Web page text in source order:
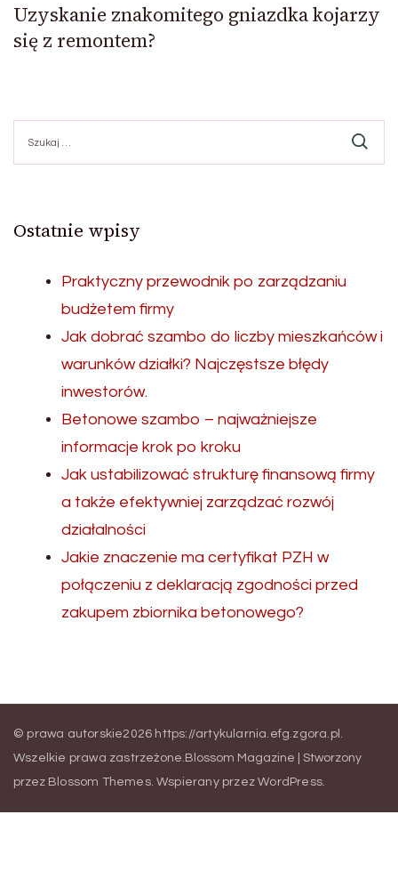
Uzyskanie znakomitego gniazdka kojarzy
się z remontem?
Ostatnie wpisy
Praktyczny przewodnik po zarządzaniu
budżetem firmy
Jak dobrać szambo do liczby mieszkańców i
warunków działki? Najczęstsze błędy
inwestorów.
Betonowe szambo – najważniejsze
informacje krok po kroku
Jak ustabilizować strukturę finansową firmy
a także efektywniej zarządzać rozwój
działalności
Jakie znaczenie ma certyfikat PZH w
połączeniu z deklaracją zgodności przed
zakupem zbiornika betonowego?
© prawa autorskie2026 https://artykularnia.efg.zgora.pl
Wszelkie prawa zastrzeżone. Blossom Magazine | Stworzony
przez Blossom Themes. Wspierany przezWordPress